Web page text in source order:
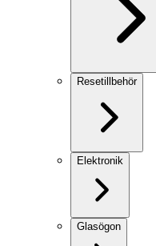
Resetillbehör
Elektronik
Glasögon